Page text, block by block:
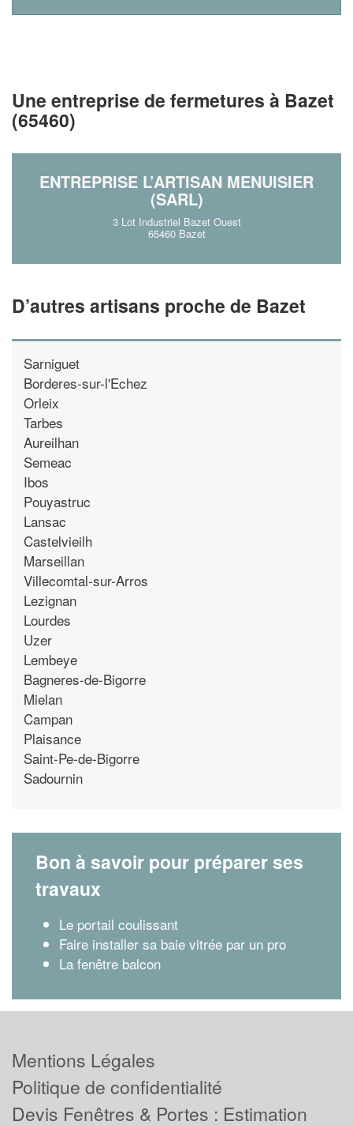
Une entreprise de fermetures à Bazet
(65460)
ENTREPRISE L’ARTISAN MENUISIER
(SARL)
3 Lot Industriel Bazet Ouest
65460 Bazet
D’autres artisans proche de Bazet
Sarniguet
Borderes-sur-l'Echez
Orleix
Tarbes
Aureilhan
Semeac
Ibos
Pouyastruc
Lansac
Castelvieilh
Marseillan
Villecomtal-sur-Arros
Lezignan
Lourdes
Uzer
Lembeye
Bagneres-de-Bigorre
Mielan
Campan
Plaisance
Saint-Pe-de-Bigorre
Sadournin
Bon à savoir pour préparer ses
travaux
Le portail coulissant
Faire installer sa baie vitrée par un pro
La fenêtre balcon
En savoir plus
Mentions Légales
Politique de confidentialité
Devis Fenêtres & Portes : Estimation